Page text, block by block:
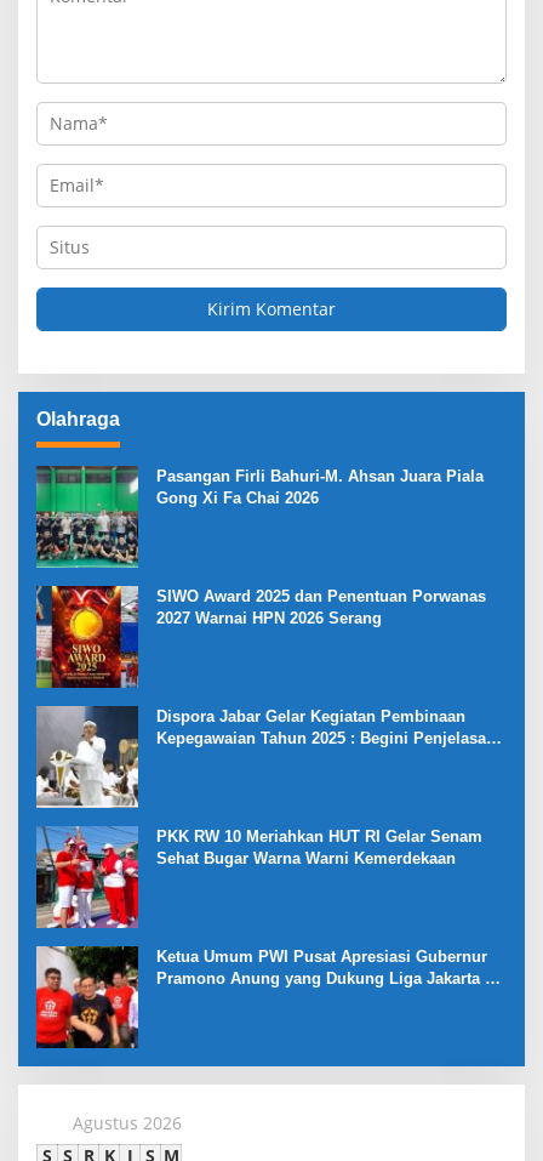
Olahraga
Pasangan Firli Bahuri-M. Ahsan Juara Piala
Gong Xi Fa Chai 2026
SIWO Award 2025 dan Penentuan Porwanas
2027 Warnai HPN 2026 Serang
Dispora Jabar Gelar Kegiatan Pembinaan
Kepegawaian Tahun 2025 : Begini Penjelasan
PKK RW 10 Meriahkan HUT RI Gelar Senam
Sehat Bugar Warna Warni Kemerdekaan
Ketua Umum PWI Pusat Apresiasi Gubernur
Pramono Anung yang Dukung Liga Jakarta U-
Agustus 2026
S S R K J S M